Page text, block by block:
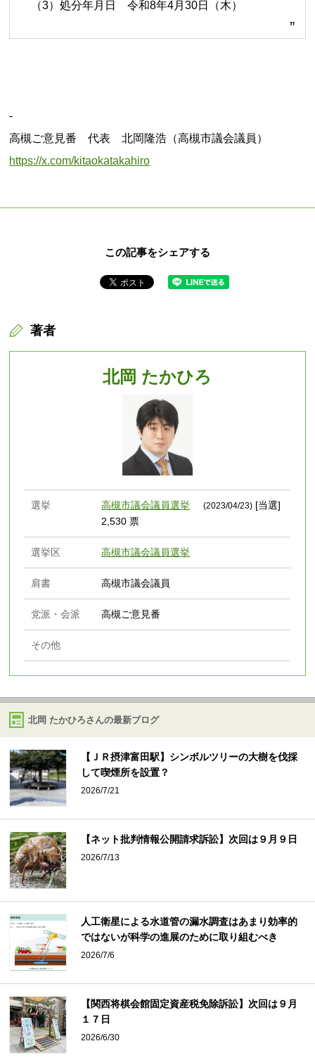
（3）処分年月日 令和8年4月30日（木）
-
高槻ご意見番 代表 北岡隆浩（高槻市議会議員）
https://x.com/kitaokatakahiro
この記事をシェアする
著者
北岡 たかひろ
選挙 高槻市議会議員選挙 (2023/04/23) [当選]
2,530 票
選挙区 高槻市議会議員選挙
肩書 高槻市議会議員
党派・会派 高槻ご意見番
その他
北岡 たかひろさんの最新ブログ
【ＪＲ摂津富田駅】シンボルツリーの大樹を伐採
して喫煙所を設置？
2026/7/21
【ネット批判情報公開請求訴訟】次回は９月９日
2026/7/13
人工衛星による水道管の漏水調査はあまり効率的
ではないが科学の進展のために取り組むべき
2026/7/6
【関西将棋会館固定資産税免除訴訟】次回は９月
１７日
2026/6/30